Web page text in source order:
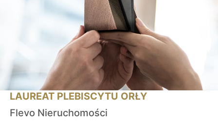
LAUREAT PLEBISCYTU ORŁY
Flevo Nieruchomości